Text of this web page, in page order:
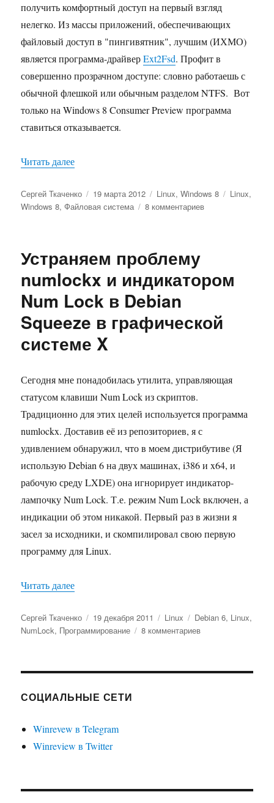
получить комфортный доступ на первый взгляд
нелегко. Из массы приложений, обеспечивающих
файловый доступ в "пингивятник", лучшим (ИХМО)
является программа-драйверExt2Fsd. Профит в
совершенно прозрачном доступе: словно работаешь с
обычной флешкой или обычным разделом NTFS. Вот
только на Windows 8 Consumer Preview программа
ставиться отказывается.
Читать далее«Как достучаться до Linux-овых разделов из
Автор
Сергей Ткаченко Опубликовано
19 марта 2012 Рубрики
Linux,Windows 8 Метки
Linux,
Windows 8,Файловая система 8 комментариевк
овых
Windows
Устраняем проблему
numlockx и индикатором
Num Lock в Debian
Squeeze в графической
системе X
Сегодня мне понадобилась утилита, управляющая
статусом клавиши Num Lock из скриптов.
Традиционно для этих целей используется программа
numlockx. Доставив её из репозиториев, я с
удивлением обнаружил, что в моем дистрибутиве (Я
использую Debian 6 на двух машинах, i386 и x64, и
рабочую среду LXDE) она игнорирует индикатор-
лампочку Num Lock. Т.е. режим Num Lock включен, а
индикации об этом никакой. Первый раз в жизни я
засел за исходники, и скомпилировал свою первую
программу для Linux.
Читать далее«Устраняем проблему numlockx и
Автор
Сергей Ткаченко Опубликовано
19 декабря 2011 Рубрики
Linux Метки
Debian 6, Linux,
NumLock, Программирование 8 комментариевк
проблему
СОЦИАЛЬНЫЕ СЕТИ
Winrevew в Telegram
Winreview в Twitter